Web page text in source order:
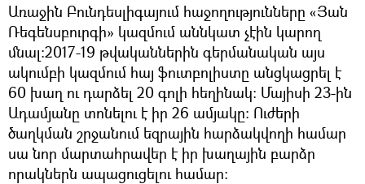
Առաջին Բունդեսլիգայում հաջողությունները «Յան
Ռեգենսբուրգի» կազմում աննկատ չէին կարող
մնալ:2017-19 թվականներին գերմանական այս
ակումբի կազմում հայ ֆուտբոլիստը անցկացրել է
60 խաղ ու դարձել 20 գոլի հեղինակ: Մայիսի 23-ին
Ադամյանը տոնելու է իր 26 ամյակը: Ուժերի
ծաղկման շրջանում եզրային հարձակվողի համար
սա նոր մարտահրավեր է իր խաղային բարձր
որակներն ապացուցելու համար: